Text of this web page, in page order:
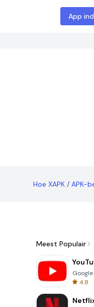
App
Hoe XAPK / APK-
Meest Populair
Google
4.8